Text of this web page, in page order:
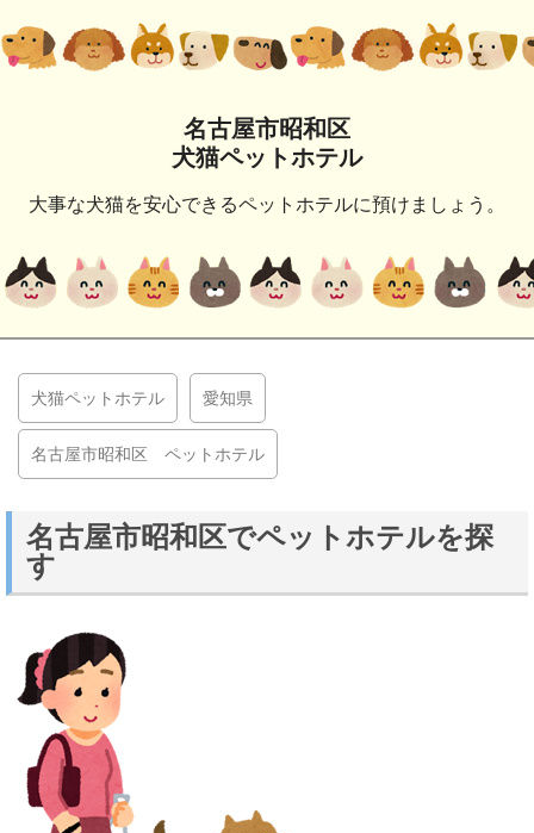
名古屋市昭和区
犬猫ペットホテル
大事な犬猫を安心できるペットホテルに預けましょう。
犬猫ペットホテル 愛知県
名古屋市昭和区 ペットホテル
名古屋市昭和区でペットホテルを探
す